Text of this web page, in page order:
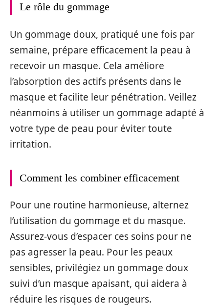
Le rôle du gommage
Un gommage doux, pratiqué une fois par
semaine, prépare efficacement la peau à
recevoir un masque. Cela améliore
l’absorption des actifs présents dans le
masque et facilite leur pénétration. Veillez
néanmoins à utiliser un gommage adapté à
votre type de peau pour éviter toute
irritation.
Comment les combiner efficacement
Pour une routine harmonieuse, alternez
l’utilisation du gommage et du masque.
Assurez-vous d’espacer ces soins pour ne
pas agresser la peau. Pour les peaux
sensibles, privilégiez un gommage doux
suivi d’un masque apaisant, qui aidera à
réduire les risques de rougeurs.